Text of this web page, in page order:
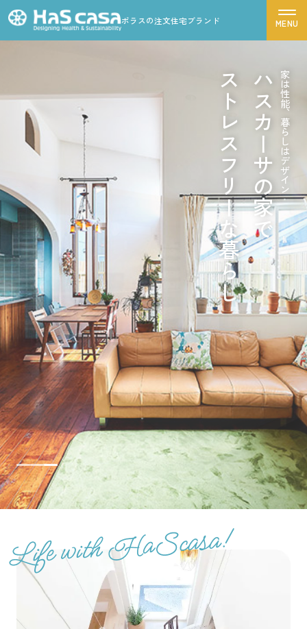
ポラスの注文住宅ブランド
性能について
デザインについて
ポラスグループについて
商品ラインナップ
施工事例
モデルハウス
お客様の声
家づくりの流れ
土地をお探しの方
会社概要
採用情報
各種お問い合わせ
カタログ請求
来場予約
イベント情報
プライバシーポリシー
カスタマーハラスメントポリシー
家は性能、暮らしはデザイン
ハスカーサの家で
ストレスフリーな暮らし